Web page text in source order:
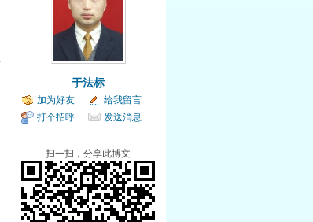
于法标
加为好友
给我留言
打个招呼
发送消息
扫一扫，分享此博文